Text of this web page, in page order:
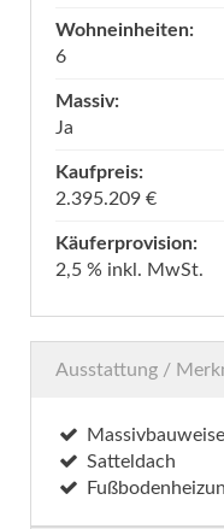
Wohneinheiten:
6
Massiv:
Ja
Kaufpreis:
2.395.209 €
Käuferprovision:
2,5 % inkl. MwSt.
Ausstattung /
Massivbauweise
Satteldach